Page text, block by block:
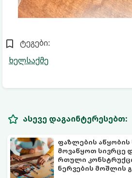
ტეგები:
ხელსაქმე
ასევე დაგაინტერესებთ:
ფაზლების
მოვაწყოთ სივრცე
რთული
ნერვების მოშლის